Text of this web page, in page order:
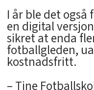
I år ble det
en digital
sikret at enda
fotballgleden,
kostnadsfritt.
– Tine